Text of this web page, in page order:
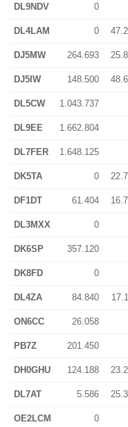
DL9NDV 0
DL4LAM 0
DJ5MW 264.693
DJ5IW 148.500
DL5CW 1.043.737
DL9EE 1.662.804
DL7FER 1.648.125
DK5TA 0
DF1DT 61.404
DL3MXX 0
DK6SP 357.120
DK8FD 0
DL4ZA 84.840
ON6CC 26.058
PB7Z 201.450
DH0GHU 124.188
DL7AT 5.586
OE2LCM 0